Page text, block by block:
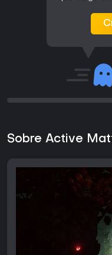
Sobre Active